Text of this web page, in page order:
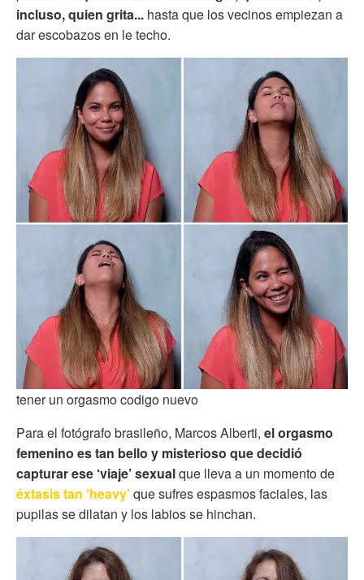
incluso, quien grita... hasta que los vecinos empiezan a
dar escobazos en le techo.
tener un orgasmo codigo nuevo
Para el fotógrafo brasileño, Marcos Alberti, el orgasmo
femenino es tan bello y misterioso que decidió
capturar ese ‘viaje’ sexualque lleva a un momento de
éxtasis tan ‘heavy’que sufres espasmos faciales, las
pupilas se dilatan y los labios se hinchan.